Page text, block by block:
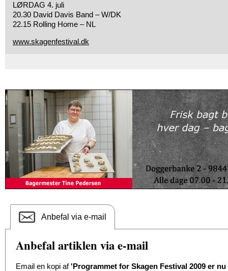
LØRDAG 4. juli
20.30 David Davis Band – W/DK
22.15 Rolling Home – NL
www.skagenfestival.dk
Anbefal via e-mail
Anbefal artiklen via e-mail
Email en kopi af'Programmet for Skagen Festival 2009 er